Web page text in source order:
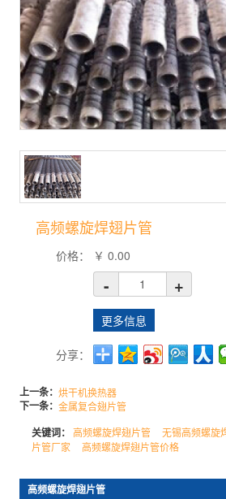
高频螺旋焊翅片管
价格：
￥0.00
- +
更多信息
分享：
上一条：烘干机换热器
下一条：金属复合翅片管
关键词：高频螺旋焊翅片管 无锡高频螺旋
片管厂家
高频螺旋焊翅片管价格
高频螺旋焊翅片管